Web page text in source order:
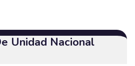
Unidad Nacional